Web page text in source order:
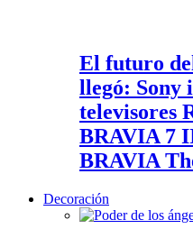
El futuro
llegó: Sony
televisores
BRAVIA 7
BRAVIA
Decoración